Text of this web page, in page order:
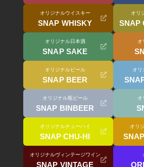
オリジナルウイスキー
SNAP WHISKY
オリ
SNAP
オリジナル日本酒
SNAP SAKE
オ
オリジナルビール
SNAP BEER
オリ
オリジナル瓶ビール
SNAP BINBEER
オ
オリジナルチューハイ
SNAP CHU-HI
オリ
オリジナルヴィンテージワイン
SNAP VINTAGE